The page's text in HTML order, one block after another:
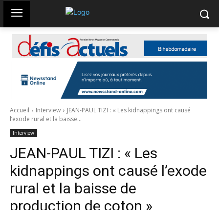
Accueil Interview
JEAN-PAUL TIZI : « Les kidnappings ont causé
l’exode rural et la baisse...
Interview
JEAN-PAUL TIZI : « Les
kidnappings ont causé l’exode
rural et la baisse de
production de coton »